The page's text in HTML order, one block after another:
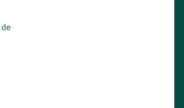
de